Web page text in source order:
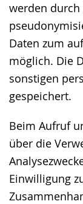
werden durch
Daten zum
möglich. Die
sonstigen
gespeichert.
Beim Aufruf
über die
Einwilligung